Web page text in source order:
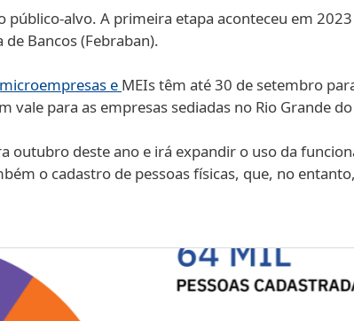
alvo. A primeira etapa aconteceu em
Bancos (Febraban).
e MEIs têm até 30 de setembro
vale para as empresas sediadas no Rio Grande do
deste ano e irá expandir o uso da
o cadastro de pessoas físicas, que, no
Galeria de imagens